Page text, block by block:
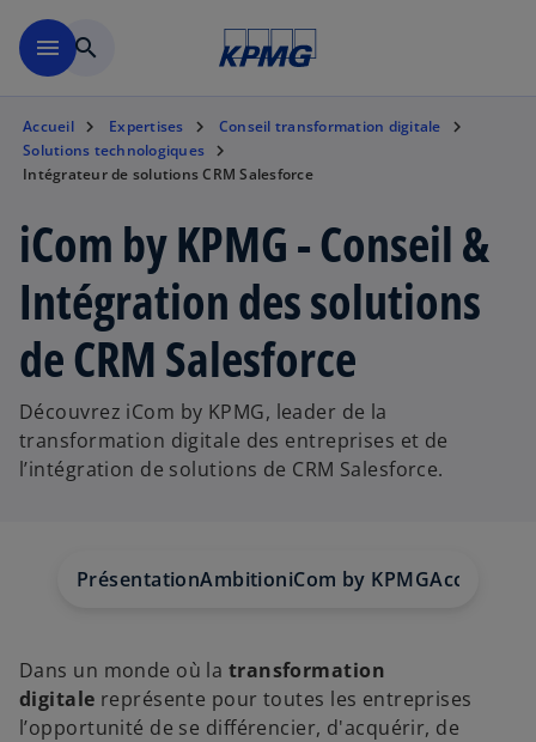
menu search
Accueil Expertises
Conseil transformation digitale
Solutions technologiques
Intégrateur de solutions CRM Salesforce
iCom by KPMG - Conseil &
Intégration des solutions
de CRM Salesforce
Découvrez iCom by KPMG, leader de la
transformation digitale des entreprises et de
l’intégration de solutions de CRM Salesforce.
PrésentationAmbitioniCom by KPMG
Dans un monde où la transformation
digitale représente pour toutes les entreprises
l’opportunité de se différencier, d'acquérir, de